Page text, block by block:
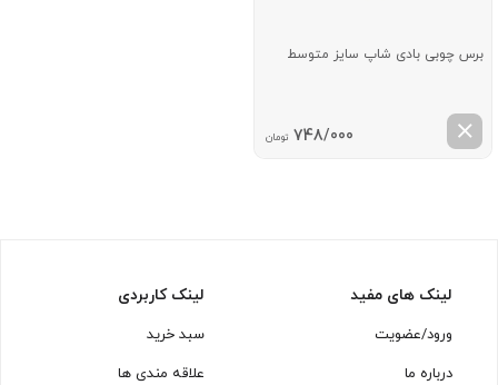
برس چوبی بادی شاپ سایز متوسط
748/000 تومان
لینک های مفید
ورود/عضویت
درباره ما
لینک کاربردی
سبد خرید
علاقه مندی ها